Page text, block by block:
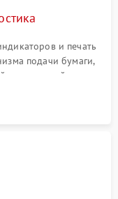
и печать
подачи бумаги,
и первичный анализ
пробелы).